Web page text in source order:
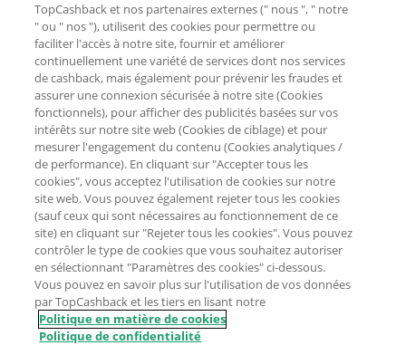
TopCashback et nos partenaires externes (" nous ", " notre
" ou " nos "), utilisent des cookies pour permettre ou
faciliter l'accès à notre site, fournir et améliorer
continuellement une variété de services dont nos services
de cashback, mais également pour prévenir les fraudes et
assurer une connexion sécurisée à notre site (Cookies
fonctionnels), pour afficher des publicités basées sur vos
intérêts sur notre site web (Cookies de ciblage) et pour
mesurer l'engagement du contenu (Cookies analytiques /
de performance). En cliquant sur "Accepter tous les
cookies", vous acceptez l'utilisation de cookies sur notre
site web. Vous pouvez également rejeter tous les cookies
(sauf ceux qui sont nécessaires au fonctionnement de ce
site) en cliquant sur "Rejeter tous les cookies". Vous pouvez
contrôler le type de cookies que vous souhaitez autoriser
en sélectionnant "Paramètres des cookies" ci-dessous.
Vous pouvez en savoir plus sur l'utilisation de vos données
par TopCashback et les tiers en lisant notre
Politique en matière de cookies
Politique de confidentialité